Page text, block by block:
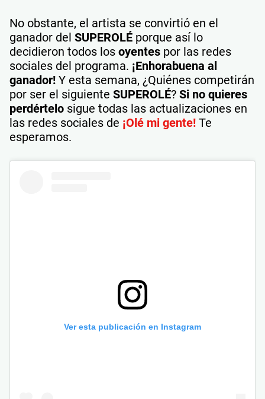
No obstante, el artista se convirtió en el
ganador del SUPEROLÉ porque así lo
decidieron todos los oyentes por las redes
sociales del programa. ¡Enhorabuena al
ganador! Y esta semana, ¿Quiénes competirán
por ser el siguiente SUPEROLÉ? Si no quieres
perdértelo sigue todas las actualizaciones en
las redes sociales de ¡Olé mi gente! Te
esperamos.
Ver esta publicación en Instagram